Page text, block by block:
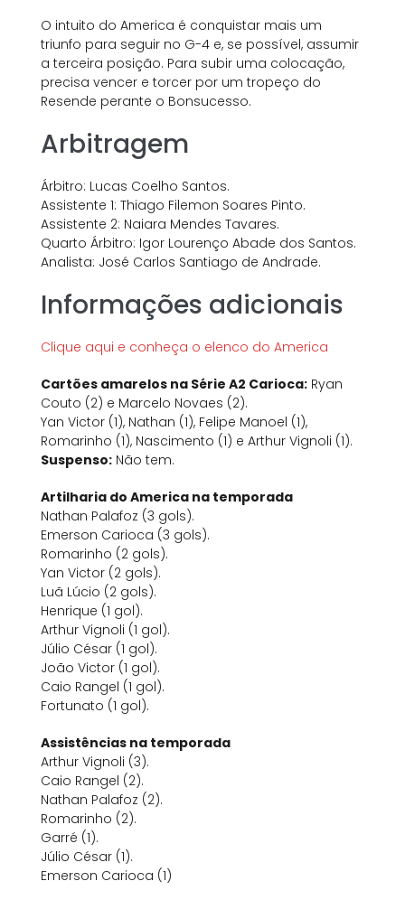
O intuito do America é conquistar mais um
triunfo para seguir no G-4 e, se possível, assumir
a terceira posição. Para subir uma colocação,
precisa vencer e torcer por um tropeço do
Resende perante o Bonsucesso.
Arbitragem
Árbitro: Lucas Coelho Santos.
Assistente 1: Thiago Filemon Soares Pinto.
Assistente 2: Naiara Mendes Tavares.
Quarto Árbitro: Igor Lourenço Abade dos Santos.
Analista: José Carlos Santiago de Andrade.
Informações adicionais
Clique aqui e conheça o elenco do America
Cartões amarelos na Série A2 Carioca:Ryan
Couto (2) e Marcelo Novaes (2).
Yan Victor (1), Nathan (1), Felipe Manoel (1),
Romarinho (1), Nascimento (1) e Arthur Vignoli (1).
Suspenso:Não tem.
Artilharia do America na temporada
Nathan Palafoz (3 gols).
Emerson Carioca (3 gols).
Romarinho (2 gols).
Yan Victor (2 gols).
Luã Lúcio (2 gols).
Henrique (1 gol).
Arthur Vignoli (1 gol).
Júlio César (1 gol).
João Victor (1 gol).
Caio Rangel (1 gol).
Fortunato (1 gol).
Assistências na temporada
Arthur Vignoli (3).
Caio Rangel (2).
Nathan Palafoz (2).
Romarinho (2).
Garré (1).
Júlio César (1).
Emerson Carioca (1)